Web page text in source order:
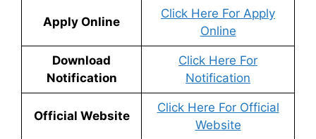
Apply Online
Click Here For Apply
Online
Download
Notification
Click Here For
Notification
Official Website
Click Here For Official
Website